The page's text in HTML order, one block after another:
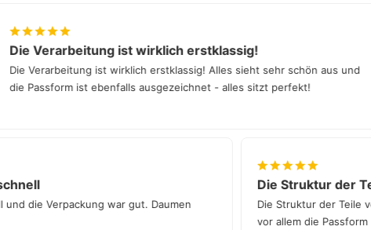
Verarbeitung ist wirklich erstklassig!
Verarbeitung ist wirklich erstklassig! Alles sieht sehr schön aus und
Passform ist ebenfalls ausgezeichnet - alles sitzt perfekt!
schnell
und die Verpackung war gut. Daumen
Die Struktur
Die Struktur der
vor allem die